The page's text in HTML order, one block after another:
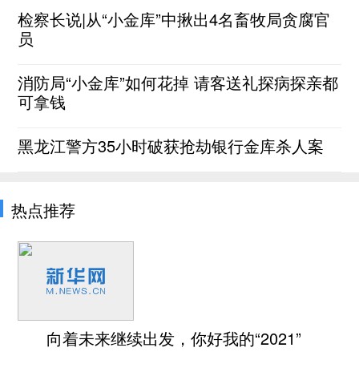
检察长说|从“小金库”中揪出4名畜牧局贪腐官
员
消防局“小金库”如何花掉 请客送礼探病探亲都
可拿钱
黑龙江警方35小时破获抢劫银行金库杀人案
热点推荐
向着未来继续出发，你好我的“2021”